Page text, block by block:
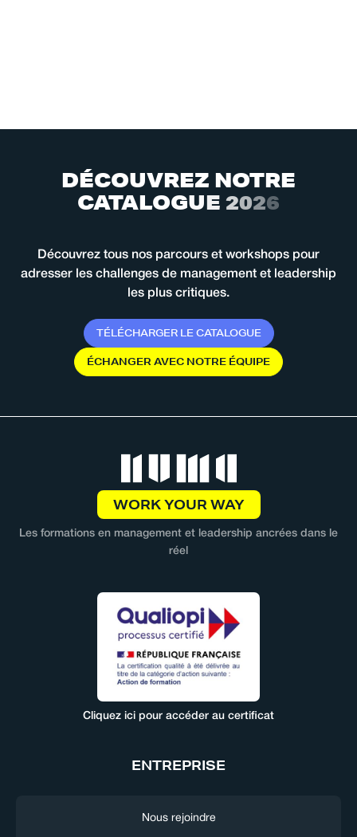
DÉCOUVREZ NOTRE
CATALOGUE 2026
Découvrez tous nos parcours et workshops pour
adresser les challenges de management et leadership
les plus critiques.
TÉLÉCHARGER LE CATALOGUE
ÉCHANGERAVEC NOTRE ÉQUIPE
WORK YOUR WAY
Les formations en management et leadership ancrées dans le
réel
Cliquez ici pour accéder au certificat
ENTREPRISE
Nous rejoindre